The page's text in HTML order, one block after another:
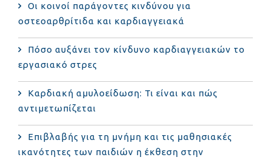
Οι κοινοί παράγοντες κινδύνου για
οστεοαρθρίτιδα και καρδιαγγειακά
Πόσο αυξάνει τον κίνδυνο καρδιαγγειακών το
εργασιακό στρες
Καρδιακή αμυλοείδωση: Τι είναι και πώς
αντιμετωπίζεται
Επιβλαβής για τη μνήμη και τις μαθησιακές
ικανότητες των παιδιών η έκθεση στην